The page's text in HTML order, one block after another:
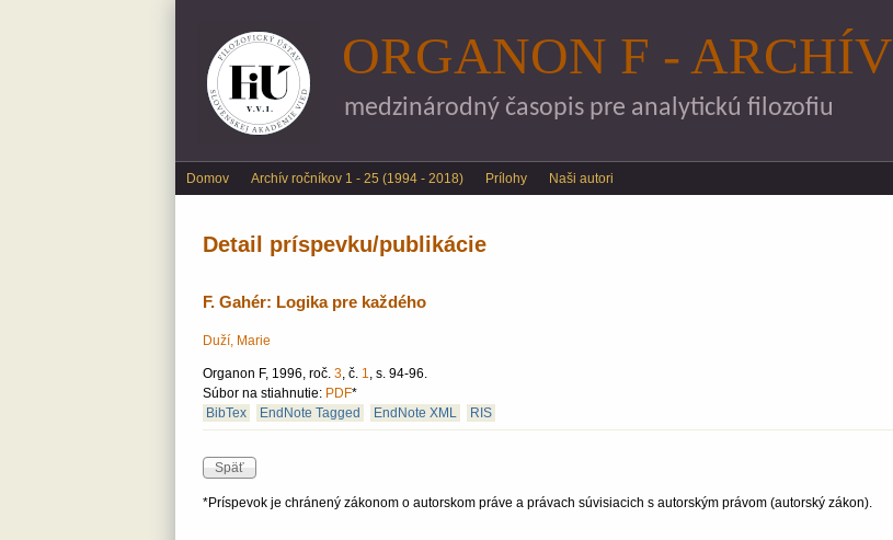
ORGANON F - ARCHÍV
medzinárodný časopis pre analytickú filozofiu
Main menu
Domov Archív ročníkov 1 - 25 (1994 - 2018) Prílohy Naši autori
Detail príspevku/publikácie
F. Gahér: Logika pre každého
Duží, Marie
Organon F, 1996, roč. 3, č. 1, s. 94-96.
Súbor na stiahnutie: PDF*
BibTex
EndNote Tagged EndNote XML RIS
*Príspevok je chránený zákonom o autorskom práve a právach súvisiacich s autorským právom (autorský zákon).